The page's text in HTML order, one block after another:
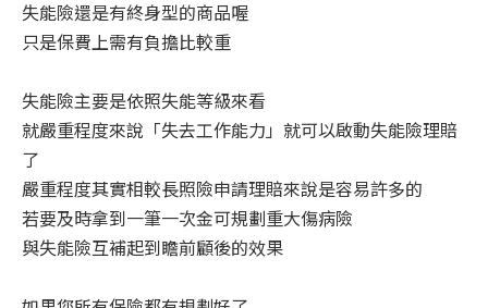
失能險還是有終身型的商品喔
只是保費上需有負擔比較重
失能險主要是依照失能等級來看
就嚴重程度來說「失去工作能力」就可以啟動失能險理賠
了
嚴重程度其實相較長照險申請理賠來說是容易許多的
若要及時拿到一筆一次金可規劃重大傷病險
與失能險互補起到瞻前顧後的效果